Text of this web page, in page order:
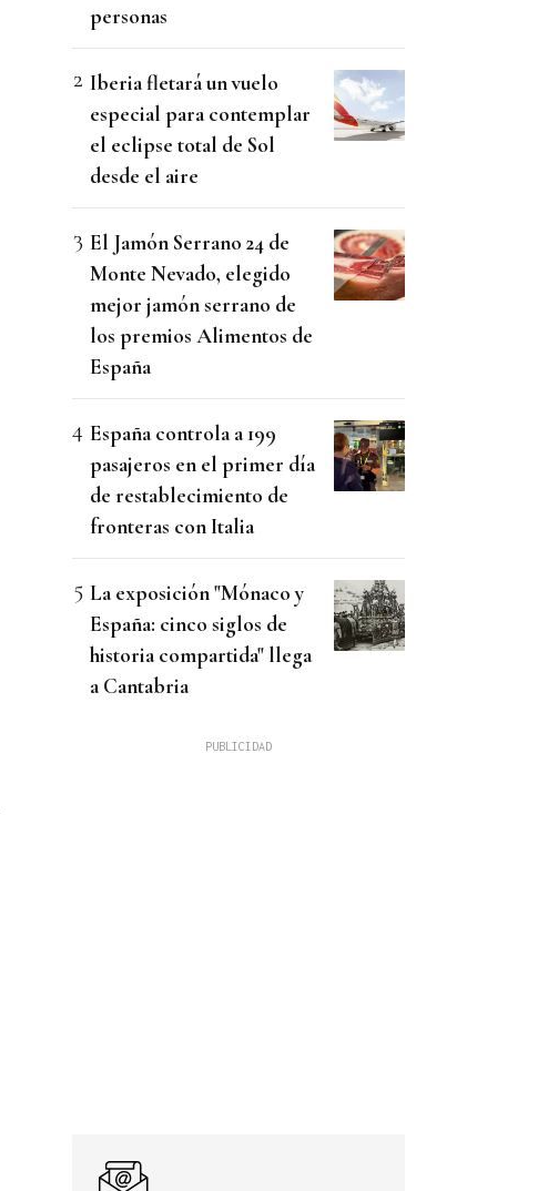
personas
Iberia fletará un vuelo
especial para contemplar
el eclipse total de Sol
desde el aire
El Jamón Serrano 24 de
Monte Nevado, elegido
mejor jamón serrano de
los premios Alimentos de
España
España controla a 199
pasajeros en el primer día
de restablecimiento de
fronteras con Italia
La exposición "Mónaco y
España: cinco siglos de
historia compartida" llega
a Cantabria